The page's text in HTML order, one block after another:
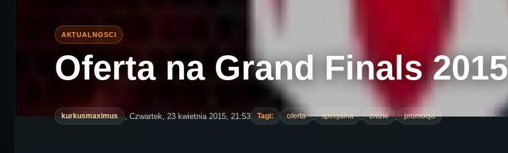
Oferta na Grand Finals 2015
kurkusmaximus , Czwartek, 23 kwietnia 2015, 21:53 Tagi: oferta , specjalna , zniżki , promocja